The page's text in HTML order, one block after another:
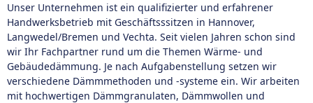
Unser Unternehmen ist ein qualifizierter und erfahrener
Handwerksbetrieb mit Geschäftsssitzen in Hannover,
Langwedel/Bremen und Vechta. Seit vielen Jahren schon sind
wir Ihr Fachpartner rund um die Themen Wärme- und
Gebäudedämmung. Je nach Aufgabenstellung setzen wir
verschiedene Dämmmethoden und -systeme ein. Wir arbeiten
mit hochwertigen Dämmgranulaten, Dämmwollen und